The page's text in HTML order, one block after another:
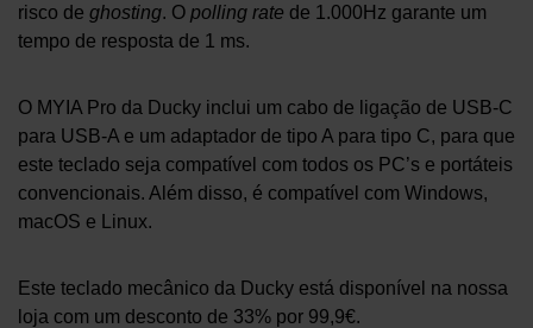
risco de ghosting. O polling rate de 1.000Hz garante um
tempo de resposta de 1 ms.
O MYIA Pro da Ducky inclui um cabo de ligação de USB-C
para USB-A e um adaptador de tipo A para tipo C, para que
este teclado seja compatível com todos os PC’s e portáteis
convencionais. Além disso, é compatível com Windows,
macOS e Linux.
Este teclado mecânico da Ducky está disponível na nossa
loja com um desconto de 33% por 99,9€.